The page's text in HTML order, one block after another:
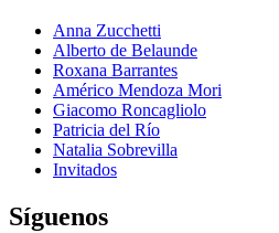
Anna Zucchetti
Alberto de Belaunde
Roxana Barrantes
Américo Mendoza Mori
Giacomo Roncagliolo
Patricia del Río
Natalia Sobrevilla
Invitados
Síguenos